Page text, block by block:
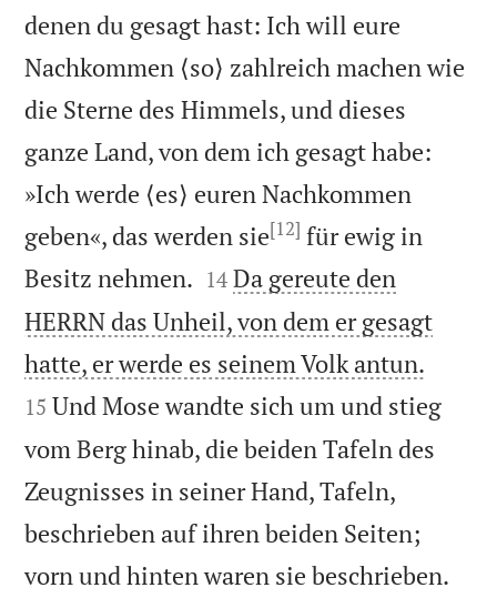
denen du gesagt hast: Ich will eure
Nachkommen ⟨so⟩ zahlreich machen wie
die Sterne des Himmels, und dieses
ganze Land, von dem ich gesagt habe:
»Ich werde ⟨es⟩ euren Nachkommen
geben«, das werden sie[12] für ewig in
Besitz nehmen. 

14 Da gereute den
HERRN das Unheil, von dem er gesagt
hatte, er werde es seinem Volk antun.
15 Und Mose wandte sich um und stieg
vom Berg hinab, die beiden Tafeln des
Zeugnisses in seiner Hand, Tafeln,
beschrieben auf ihren beiden Seiten;
vorn und hinten waren sie beschrieben.